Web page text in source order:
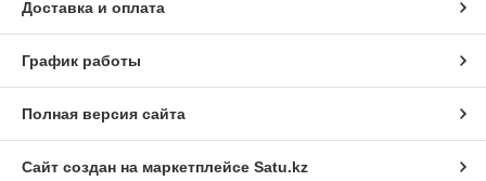
Доставка и оплата
График работы
Полная версия сайта
Сайт создан на маркетплейсе Satu.kz